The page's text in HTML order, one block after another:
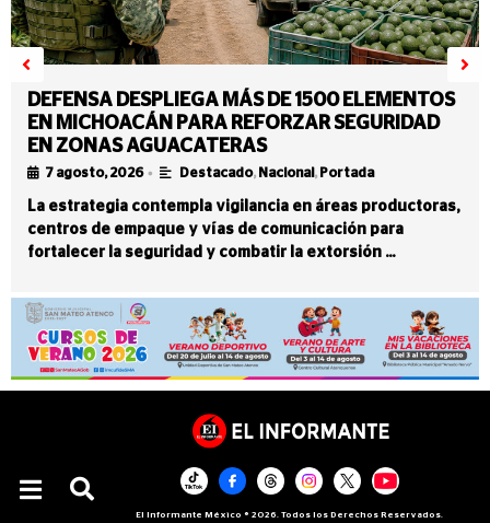
DEFENSA DESPLIEGA MÁS DE 1500 ELEMENTOS
EN MICHOACÁN PARA REFORZAR SEGURIDAD
EN ZONAS AGUACATERAS
7 agosto, 2026 • Destacado, Nacional , Portada
La estrategia contempla vigilancia en áreas productoras,
centros de empaque y vías de comunicación para
fortalecer la seguridad y combatir la extorsión …
El Informante México ® 2026. Todos los Derechos Reservados.